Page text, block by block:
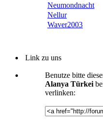
Neumondnacht
Nellur
Waver2003
Link zu uns
Benutze bitte
Alanya Türkei
verlinken: